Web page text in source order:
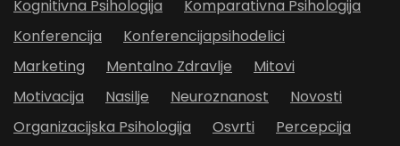
Kognitivna Psihologija
Komparativna Psihologija
Konferencija
Konferencijapsihodelici
Marketing
Mentalno Zdravlje
Mitovi
Motivacija
Nasilje Neuroznanost
Novosti
Organizacijska Psihologija
Osvrti
Percepcija